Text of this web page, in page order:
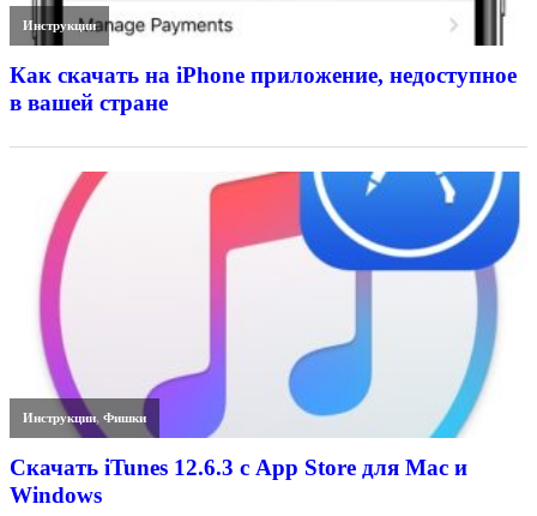
Инструкции
Как скачать на iPhone приложение, недоступное
в вашей стране
Инструкции,Фишки
Скачать iTunes 12.6.3 с App Store для Mac и
Windows